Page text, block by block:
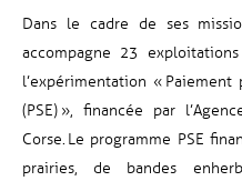
Dans le cadre de ses
accompagne 23
l’expérimentation «
(PSE) », financée par
Corse. Le programme PSE
prairies, de bandes